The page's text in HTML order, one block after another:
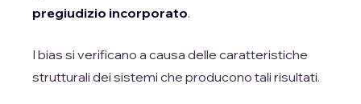
pregiudizio incorporato.
I bias si verificano a causa delle caratteristiche
strutturali dei sistemi che producono tali risultati.